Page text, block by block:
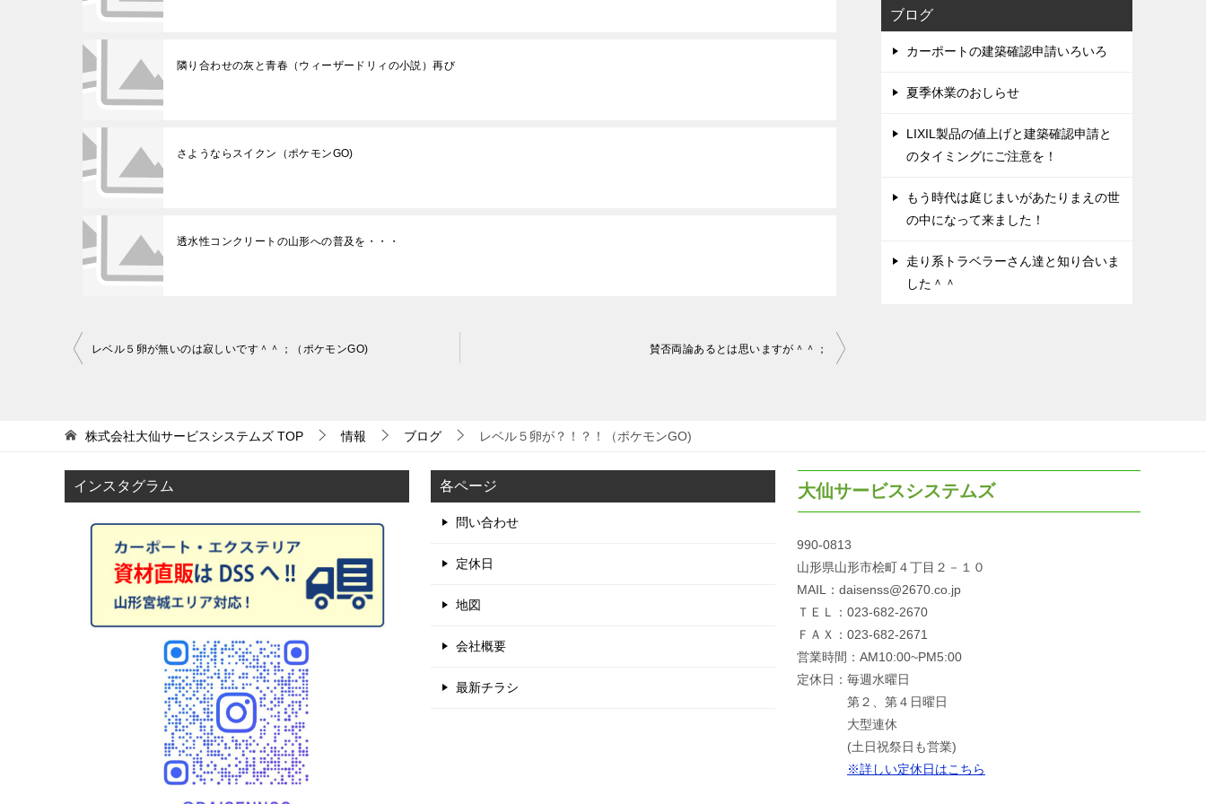
隣り合わせの灰と青春（ウィーザードリィの小説）再び
さようならスイクン（ポケモンGO)
透水性コンクリートの山形への普及を・・・
ナ
ゲ
ー
シ
レベル５卵が無いのは寂しいです＾＾；（ポケモンGO) 賛否両論あるとは思いますが＾＾；
ブログ
カーポートの建築確認申請いろいろ
夏季休業のおしらせ
LIXIL製品の値上げと建築確認申請と
のタイミングにご注意を！
もう時代は庭じまいがあたりまえの世
の中になって来ました！
走り系トラベラーさん達と知り合いま
した＾＾
株式会社大仙サービスシステムズ TOP 情報 ブログ レベル５卵が？！？！（ポケモンGO)
インスタグラム 各ページ
問い合わせ
定休日
地図
会社概要
最新チラシ
大仙サービスシステムズ
990-0813
山形県山形市桧町４丁目２－１０
MAIL：daisenss@2670.co.jp
ＴＥＬ：023-682-2670
ＦＡＸ：023-682-2671
営業時間：AM10:00~PM5:00
定休日：毎週水曜日
第２、第４日曜日
大型連休
(土日祝祭日も営業)
※詳しい定休日はこちら